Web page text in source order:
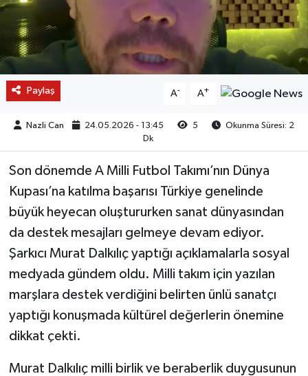
Paylaş A- A+
Nazli Can 24.05.2026 - 13:45 5
Okunma Süresi: 2
Dk
Son dönemde A Milli Futbol Takımı’nın Dünya
Kupası’na katılma başarısı Türkiye genelinde
büyük heyecan oluştururken sanat dünyasından
da destek mesajları gelmeye devam ediyor.
Şarkıcı Murat Dalkılıç yaptığı açıklamalarla sosyal
medyada gündem oldu. Milli takım için yazılan
marşlara destek verdiğini belirten ünlü sanatçı
yaptığı konuşmada kültürel değerlerin önemine
dikkat çekti.
Murat Dalkılıç milli birlik ve beraberlik duygusunun